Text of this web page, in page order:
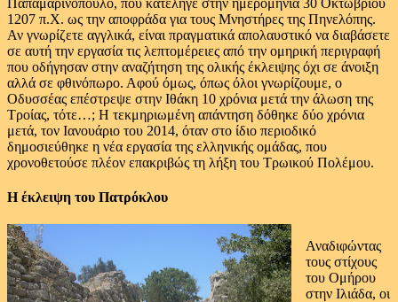
1207 π.Χ. ως την αποφράδα για τους Μνηστήρες της Πηνελόπης.
Αν γνωρίζετε αγγλικά, είναι πραγματικά απολαυστικό να διαβάσετε
σε αυτή την εργασία τις λεπτομέρειες από την ομηρική περιγραφή
που οδήγησαν στην αναζήτηση της ολικής έκλειψης όχι σε άνοιξη
αλλά σε φθινόπωρο. Αφού όμως, όπως όλοι γνωρίζουμε, ο
Οδυσσέας επέστρεψε στην Ιθάκη 10 χρόνια μετά την άλωση της
Τροίας, τότε…; Η τεκμηριωμένη απάντηση δόθηκε δύο χρόνια
μετά, τον Ιανουάριο του 2014, όταν στο ίδιο περιοδικό
δημοσιεύθηκε η νέα εργασία της ελληνικής ομάδας, που
χρονοθετούσε πλέον επακριβώς τη λήξη του Τρωικού Πολέμου.
Η έκλειψη του Πατρόκλου
Αναδιφώντας
τους στίχους
του Ομήρου
στην Ιλιάδα, οι